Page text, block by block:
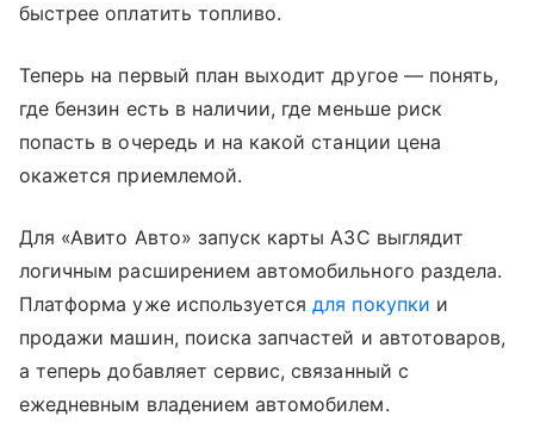
быстрее оплатить топливо.
Теперь на первый план выходит другое — понять,
где бензин есть в наличии, где меньше риск
попасть в очередь и на какой станции цена
окажется приемлемой.
Для «Авито Авто» запуск карты АЗС выглядит
логичным расширением автомобильного раздела.
Платформа уже используетсядля покупки и
продажи машин, поиска запчастей и автотоваров,
а теперь добавляет сервис, связанный с
ежедневным владением автомобилем.